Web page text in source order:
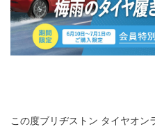
この度ブリヂストン タイヤオン